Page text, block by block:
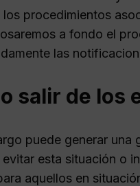
procedimientos
a fondo el
las
salir de los
puede generar
esta situación o
aquellos en